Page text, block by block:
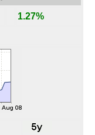
1.27%